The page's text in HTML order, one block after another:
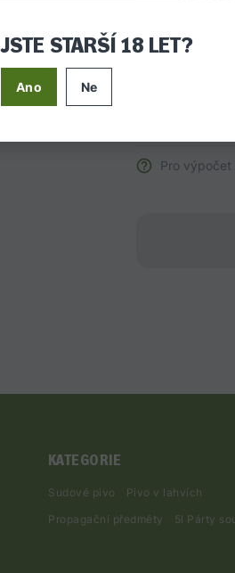
JSTE STARŠÍ 18 LET?
Ano Ne
Přeji si
Pro výpočet
KATEGORIE
Sudové pivo
Pivo v lahvích
Propagační předměty
5l Párty